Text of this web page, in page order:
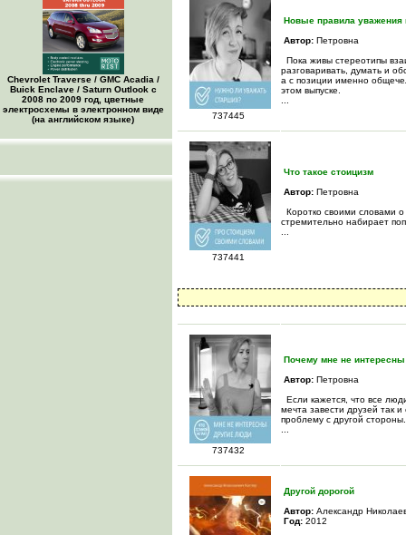
Chevrolet Traverse / GMC Acadia /
Buick Enclave / Saturn Outlook с
2008 по 2009 год, цветные
электросхемы в электронном виде
(на английском языке)
737445
Новые правила уважения
Автор: Петровна
Пока живы стереотипы
разговаривать, думать и
а с позиции именно
этом выпуске.
737441
Что такое стоицизм
Автор: Петровна
Коротко своими словами
стремительно набирает
737432
Почему мне не
Автор: Петровна
Если кажется, что все
мечта завести друзей так
проблему с другой стороны.
Другой дорогой
Автор: Александр
Год: 2012